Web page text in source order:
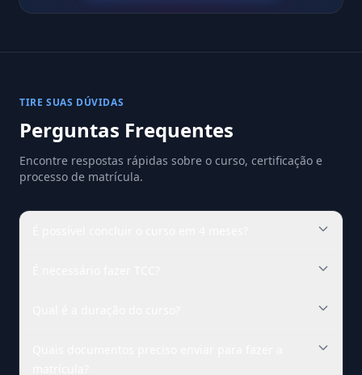
TIRE SUAS DÚVIDAS
Perguntas Frequentes
Encontre respostas rápidas sobre o curso, certificação e
processo de matrícula.